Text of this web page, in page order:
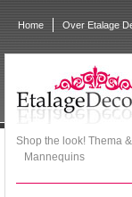
Home Over Etalage
Shop the look! Thema
Mannequins